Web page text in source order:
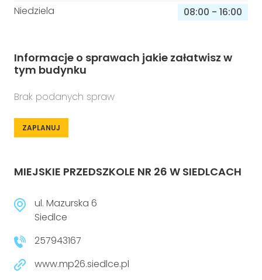
Niedziela
08:00 - 16:00
Informacje o sprawach jakie załatwisz w
tym budynku
Brak podanych spraw
ZAPLANUJ
MIEJSKIE PRZEDSZKOLE NR 26 W SIEDLCACH
ul. Mazurska 6
Siedlce
257943167
www.mp26.siedlce.pl